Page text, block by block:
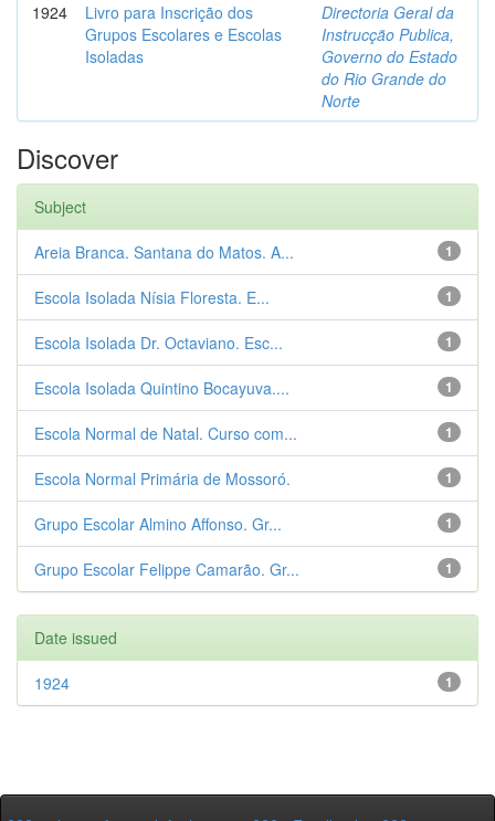
1924
Livro para Inscrição dos
Grupos Escolares e Escolas
Isoladas
Directoria Geral da
Instrucção Publica,
Governo do Estado
do Rio Grande do
Norte
Discover
Subject
1
Areia Branca. Santana do Matos. A...
1
Escola Isolada Nísia Floresta. E...
1
Escola Isolada Dr. Octaviano. Esc...
1
Escola Isolada Quintino Bocayuva....
1
Escola Normal de Natal. Curso com...
1
Escola Normal Primária de Mossoró.
1
Grupo Escolar Almino Affonso. Gr...
1
Grupo Escolar Felippe Camarão. Gr...
Date issued
1
1924